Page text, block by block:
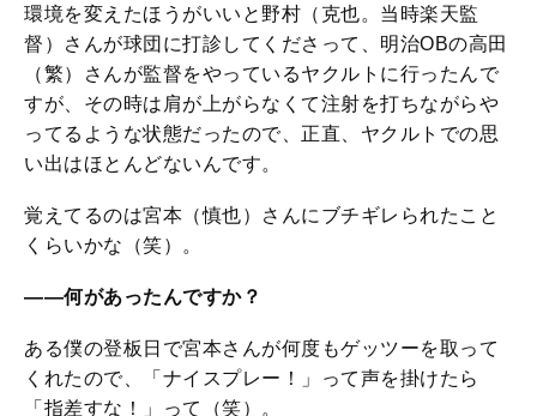
環境を変えたほうがいいと野村（克也。当時楽天監
督）さんが球団に打診してくださって、明治OBの高田
（繁）さんが監督をやっているヤクルトに行ったんで
すが、その時は肩が上がらなくて注射を打ちながらや
ってるような状態だったので、正直、ヤクルトでの思
い出はほとんどないんです。
覚えてるのは宮本（慎也）さんにブチギレられたこと
くらいかな（笑）。
――何があったんですか？
ある僕の登板日で宮本さんが何度もゲッツーを取って
くれたので、「ナイスプレー！」って声を掛けたら
「指差すな！」って（笑）。